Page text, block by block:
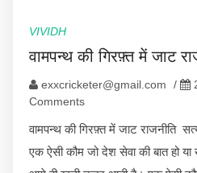
VIVIDH
वामपन्थ की गिरफ़्त में जाट
exxcricketer@gmail.com /
Comments
वामपन्थ की गिरफ़्त में जाट राजनीति
एक ऐसी कौम जो देश सेवा की बात हो